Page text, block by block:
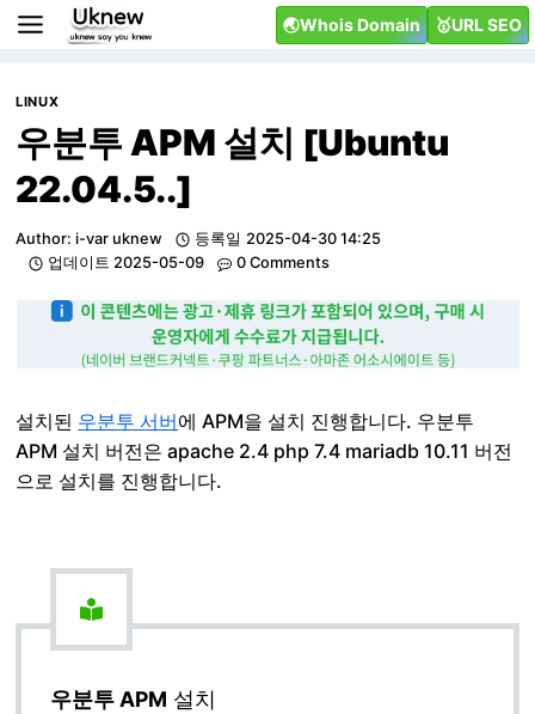
Skip
🌏Whois Domain 🥇URL SEO
LINUX
우분투 APM 설치 [Ubuntu
22.04.5..]
Author: i-var uknew 등록일 2025-04-30 14:25
업데이트 2025-05-09 0 Comments
설치된 우분투 서버에 APM을 설치 진행합니다. 우분투
APM 설치 버전은 apache 2.4 php 7.4 mariadb 10.11 버전
으로 설치를 진행합니다.
우분투 APM 설치